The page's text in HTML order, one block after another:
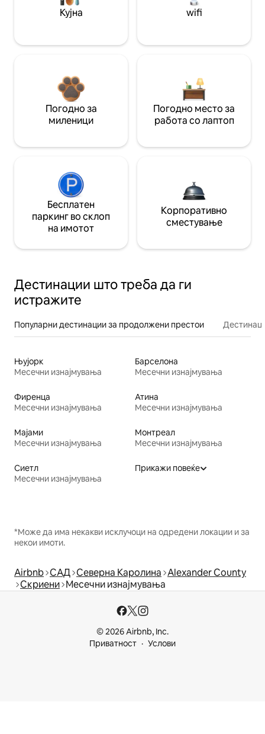
Кујна wifi
Погодно за
миленици
Погодно место за
работа со лаптоп
Бесплатен
паркинг во склоп
на имотот
Корпоративно
сместување
Дестинации што треба да ги
истражите
Популарни дестинации за продолжени престои
Њујорк
Месечни изнајмувања
Барселона
Месечни изнајмувања
Фиренца
Месечни изнајмувања
Атина
Месечни изнајмувања
Мајами
Месечни изнајмувања
Монтреал
Месечни изнајмувања
Сиетл
Месечни изнајмувања
Прикажи повеќе
*Може да има некакви исклучоци на одредени локации и за
некои имоти.
Airbnb САД Северна Каролина Alexander County
Скриени Месечни изнајмувања
© 2026 Airbnb, Inc.
Приватност
Услови